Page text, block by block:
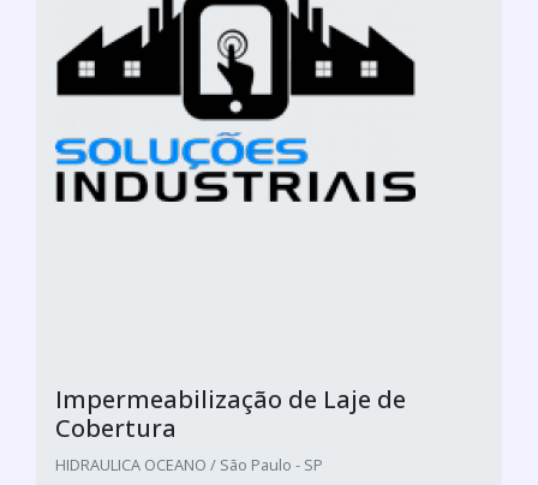
Impermeabilização de Laje de
Cobertura
HIDRAULICA OCEANO / São Paulo - SP